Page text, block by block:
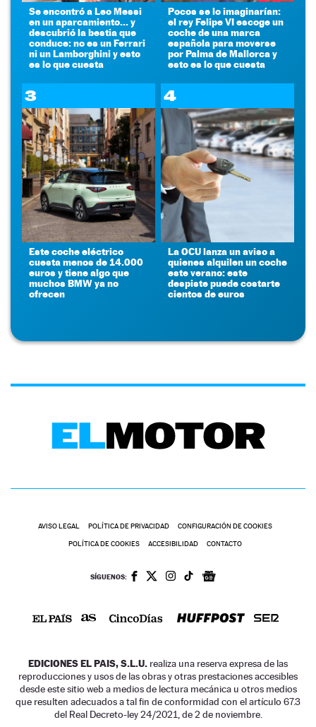
Se encontró a Leo Messi
en un aparcamiento... y
descubrió la bestia que
conduce: no es un Ferrari
ni un Lamborghini y esto
es lo que cuesta
Pocos se lo imaginarían:
el rey Felipe VI escoge un
coche de una marca
española para moverse
por Palma de Mallorca y
esto es lo que cuesta
3
Este coche eléctrico
cuesta menos de 14.000
euros y tiene algo que
muchos BMW ya no
ofrecen
4
La OCU lanza un aviso a
quienes alquilen un coche
este verano: este
despiste puede costarte
cientos de euros
AVISO LEGAL POLÍTICA DE PRIVACIDAD CONFIGURACIÓN DE COOKIES
POLÍTICA DE COOKIES ACCESIBILIDAD CONTACTO
SÍGUENOS:
EDICIONES EL PAIS, S.L.U. realiza una reserva expresa de las
reproducciones y usos de las obras y otras prestaciones accesibles
desde este sitio web a medios de lectura mecánica u otros medios
que resulten adecuados a tal fin de conformidad con el artículo 67.3
del Real Decreto-ley 24/2021, de 2 de noviembre.